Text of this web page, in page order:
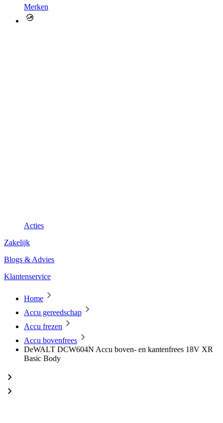
Merken
Acties
Zakelijk
Blogs & Advies
Klantenservice
Home
Accu gereedschap
Accu frezen
Accu bovenfrees
DeWALT DCW604N Accu boven- en kantenfrees 18V XR
Basic Body